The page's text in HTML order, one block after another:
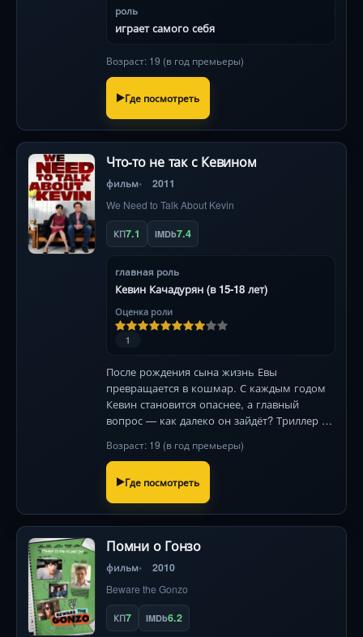
роль
играет самого себя
Возраст: 19 (в год премьеры)
Где посмотреть
Что-то не так с Кевином
фильм 2011
We Need to Talk About Kevin
КП7.1 IMDb7.4
главная роль
Кевин Качадурян (в 15-18 лет)
Оценка роли
1
После рождения сына жизнь Евы
превращается в кошмар. С каждым годом
Кевин становится опаснее, а главный
вопрос — как далеко он зайдёт? Триллер с
Миллера.
Возраст: 19 (в год премьеры)
Где посмотреть
Помни о Гонзо
фильм 2010
Beware the Gonzo
КП7 IMDb6.2